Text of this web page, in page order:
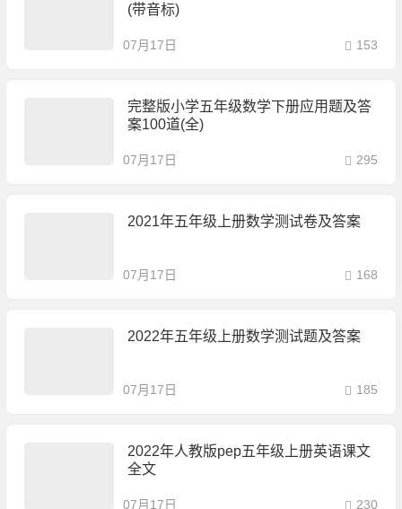
(带音标)
07月17日 153
完整版小学五年级数学下册应用题及答
案100道(全)
07月17日 295
2021年五年级上册数学测试卷及答案
07月17日 168
2022年五年级上册数学测试题及答案
07月17日 185
2022年人教版pep五年级上册英语课文
全文
07月17日 230